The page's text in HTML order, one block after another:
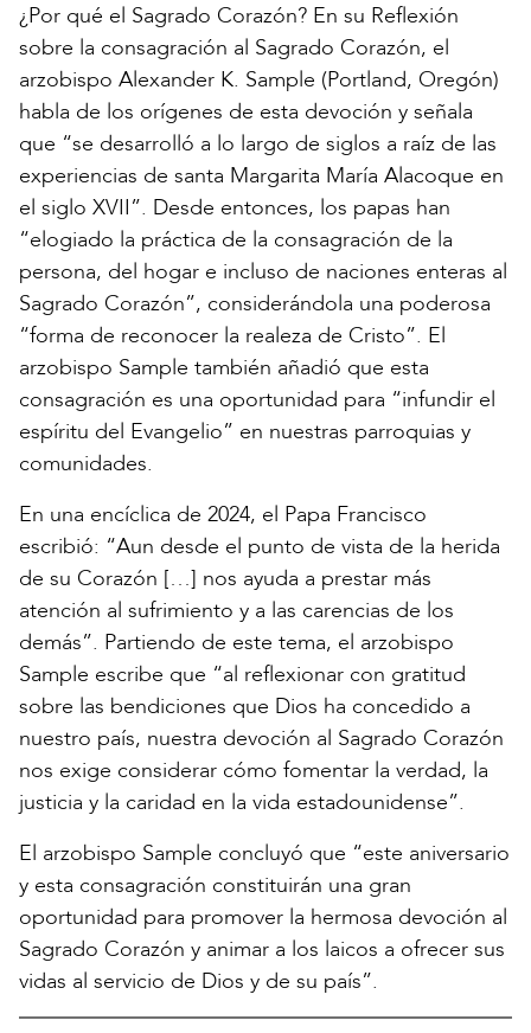
¿Por qué el Sagrado Corazón? En su Reflexión
sobre la consagración al Sagrado Corazón, el
arzobispo Alexander K. Sample (Portland, Oregón)
habla de los orígenes de esta devoción y señala
que “se desarrolló a lo largo de siglos a raíz de las
experiencias de santa Margarita María Alacoque en
el siglo XVII”. Desde entonces, los papas han
“elogiado la práctica de la consagración de la
persona, del hogar e incluso de naciones enteras al
Sagrado Corazón”, considerándola una poderosa
“forma de reconocer la realeza de Cristo”. El
arzobispo Sample también añadió que esta
consagración es una oportunidad para “infundir el
espíritu del Evangelio” en nuestras parroquias y
comunidades.
En una encíclica de 2024, el Papa Francisco
escribió: “Aun desde el punto de vista de la herida
de su Corazón […] nos ayuda a prestar más
atención al sufrimiento y a las carencias de los
demás”. Partiendo de este tema, el arzobispo
Sample escribe que “al reflexionar con gratitud
sobre las bendiciones que Dios ha concedido a
nuestro país, nuestra devoción al Sagrado Corazón
nos exige considerar cómo fomentar la verdad, la
justicia y la caridad en la vida estadounidense”.
El arzobispo Sample concluyó que “este aniversario
y esta consagración constituirán una gran
oportunidad para promover la hermosa devoción al
Sagrado Corazón y animar a los laicos a ofrecer sus
vidas al servicio de Dios y de su país”.